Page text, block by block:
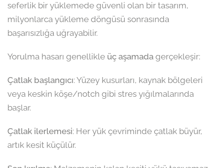
seferlik bir yüklemede güvenli olan bir tasarım,
milyonlarca yükleme döngüsü sonrasında
başarısızlığa uğrayabilir.
Yorulma hasarı genellikle üç aşamada gerçekleşir:
Çatlak başlangıcı: Yüzey kusurları, kaynak bölgeleri
veya keskin köşe/notch gibi stres yığılmalarında
başlar.
Çatlak ilerlemesi: Her yük çevriminde çatlak büyür,
artık kesit küçülür.